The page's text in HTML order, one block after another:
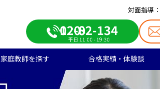
対面指導：
0120-082-134
平日 11:00 - 19:30
家庭教師を探す 合格実績・体験談